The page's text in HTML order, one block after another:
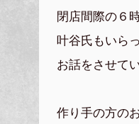
閉店間際の６
叶谷氏もいら
お話をさせて
作り手の方の